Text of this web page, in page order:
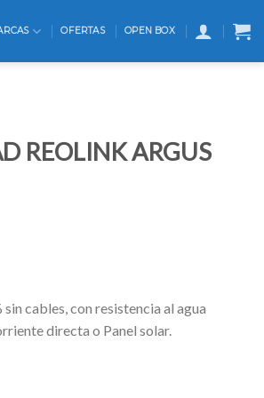
OFERTAS OPEN BOX
REOLINK ARGUS
cables, con resistencia al agua
directa o Panel solar.